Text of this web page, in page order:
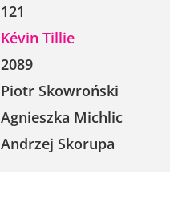
121
Kévin Tillie
2089
Piotr Skowroński
Agnieszka Michlic
Andrzej Skorupa